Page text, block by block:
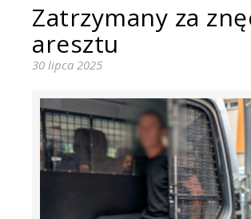
Zatrzymany za
aresztu
30 lipca 2025